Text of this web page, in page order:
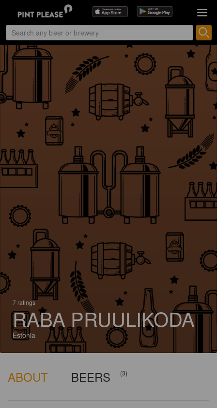
7 ratings
RABA PRUULIKODA
Estonia
ABOUT BEERS (3)